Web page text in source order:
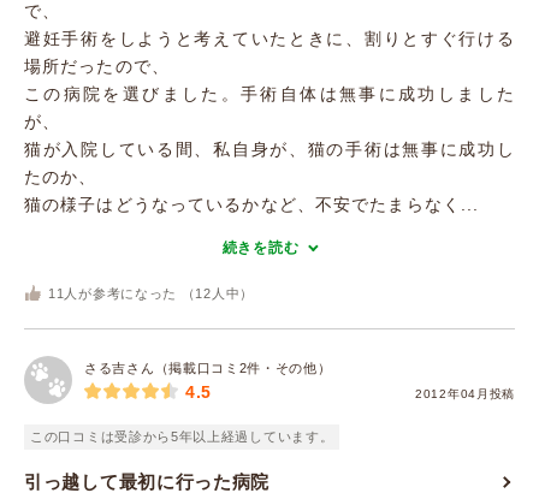
で、
避妊手術をしようと考えていたときに、割りとすぐ行ける
場所だったので、
この病院を選びました。手術自体は無事に成功しました
が、
猫が入院している間、私自身が、猫の手術は無事に成功し
たのか、
猫の様子はどうなっているかなど、不安でたまらなく...
続きを読む
11 人が参考になった （ 12 人中）
さる吉さん（掲載口コミ2件・その他）
2012年04月投稿
4.5
この口コミは受診から5年以上経過しています。
引っ越して最初に行った病院